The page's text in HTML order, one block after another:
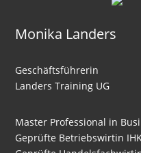
Monika Landers
Geschäftsführerin
Landers Training UG
Master Professional in
Geprüfte Betriebswirtin IHK